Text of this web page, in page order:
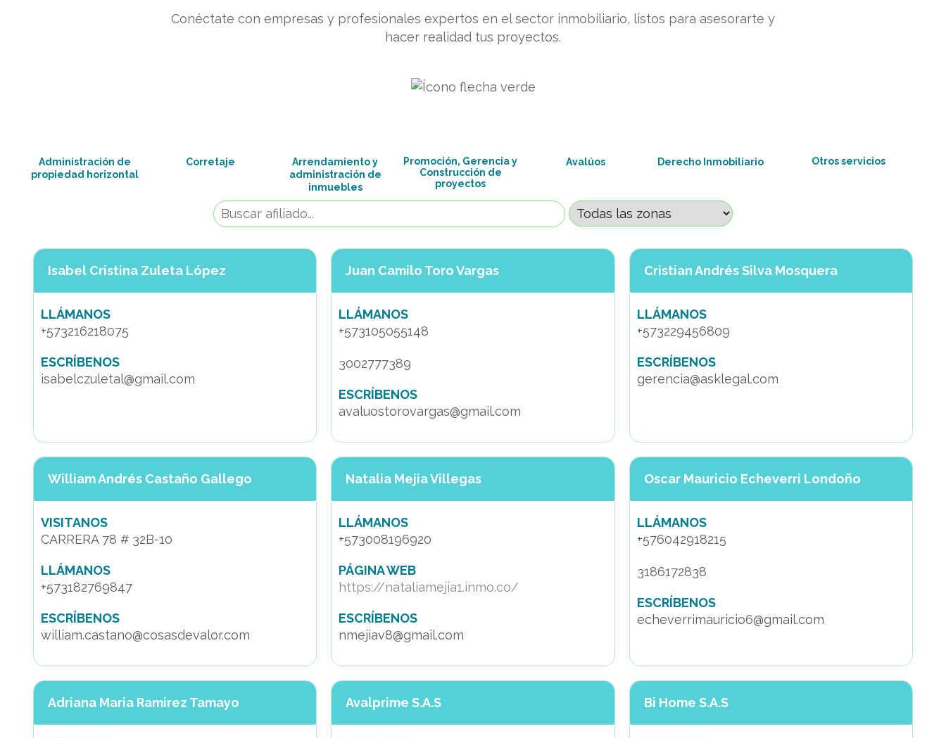
Conéctate con empresas y profesionales expertos en el sector inmobiliario, listos para asesorarte y
hacer realidad tus proyectos.
Administración de
propiedad horizontal
Corretaje
Arrendamiento y
administración de
inmuebles
Promoción, Gerencia y
Construcción de
proyectos
Avalúos Derecho Inmobiliario Otros servicios
Isabel Cristina Zuleta López
LLÁMANOS
+573216218075
ESCRÍBENOS
isabelczuletal@gmail.com
Juan Camilo Toro Vargas
LLÁMANOS
+573105055148
3002777389
ESCRÍBENOS
avaluostorovargas@gmail.com
Cristian Andrés Silva Mosquera
LLÁMANOS
+573229456809
ESCRÍBENOS
gerencia@asklegal.com
William Andrés Castaño Gallego
VISITANOS
CARRERA 78 # 32B-10
LLÁMANOS
+573182769847
ESCRÍBENOS
william.castano@cosasdevalor.com
Natalia Mejia Villegas
LLÁMANOS
+573008196920
PÁGINA WEB
https://nataliamejia1.inmo.co/
ESCRÍBENOS
nmejiav8@gmail.com
Oscar Mauricio Echeverri Londoño
LLÁMANOS
+576042918215
3186172838
ESCRÍBENOS
echeverrimauricio6@gmail.com
Adriana Maria Ramirez Tamayo Avalprime S.A.S Bi Home S.A.S